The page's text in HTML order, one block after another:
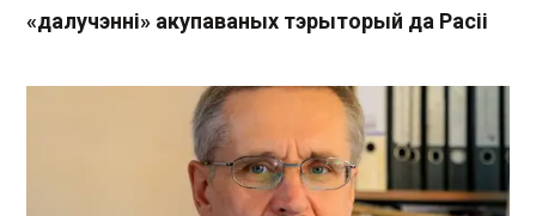
«далучэнні» акупаваных тэрыторый да Расіі